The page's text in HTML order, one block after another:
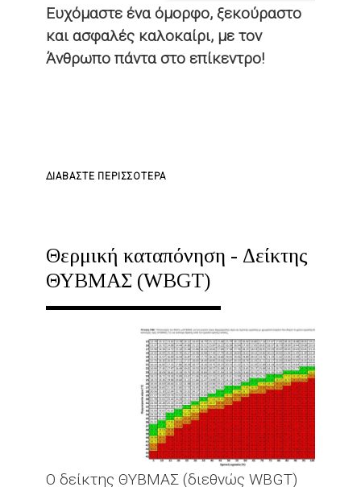
ΑΠΌ
ΤΗΝ
ΕΠΙΘΕΏΡΗΣΗ
Ευχόμαστε ένα όμορφο, ξεκούραστο
και ασφαλές καλοκαίρι, με τον
Άνθρωπο πάντα στο επίκεντρο!
ΔΙΑΒΆΣΤΕ ΠΕΡΙΣΣΌΤΕΡΑ
Θερμική καταπόνηση - Δείκτης
ΘΥΒΜΑΣ (WBGT)
Ο δείκτης ΘΥΒΜΑΣ (διεθνώς WBGT)